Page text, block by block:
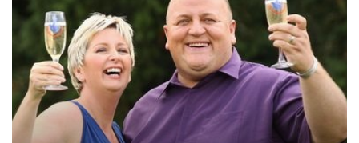
de
mărfuri
din
R.
Moldova
va
fi
scutit